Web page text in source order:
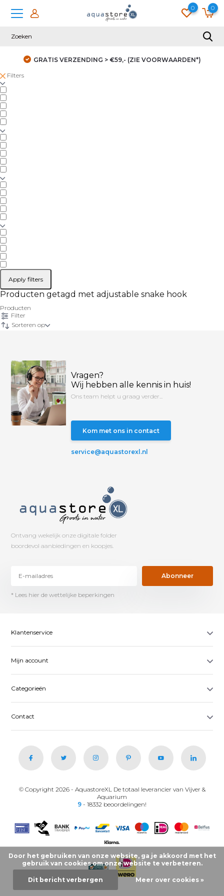
0 0
GRATIS VERZENDING > €59,- (ZIE VOORWAARDEN*)
Filters
Apply filters
Producten getagd met adjustable snake hook
Producten
Filter
Sorteren op
Vragen?
Wij hebben alle kennis in huis!
Ons team helpt u graag verder...
Kom met ons in contact
service@aquastorexl.nl
Ontvang wekelijk onze digitale folder
boordevol aanbiedingen en koopjes.
Abonneer
* Lees hier de wettelijke beperkingen
Klantenservice
Mijn account
Categorieën
Contact
© Copyright 2026 - AquastoreXL De totaal leverancier van Vijver &
Aquarium
9 - 18332 beoordelingen!
Door het gebruiken van onze website, ga je akkoord met het
gebruik van cookies om onze website te verbeteren.
Dit bericht verbergen Meer over cookies »